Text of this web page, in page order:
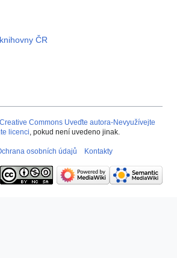
ČR
Creative Commons Uveďte autora-Nevyužívejte
licenci , pokud není uvedeno jinak.
osobních údajů Kontakty